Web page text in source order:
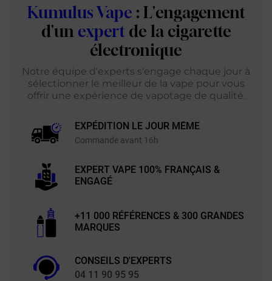
Kumulus Vape : L'engagement
d'un expert de la cigarette
électronique
Notre équipe d'experts s'engage chaque jour à
sélectionner le meilleur de la vape pour vous
offrir une expérience de vapotage de qualité.
EXPÉDITION LE JOUR MÊME
Commande avant 16h
EXPERT VAPE 100% FRANÇAIS &
ENGAGÉ
+11 000 RÉFÉRENCES & 300 GRANDES
MARQUES
CONSEILS D'EXPERTS
04 11 90 95 95